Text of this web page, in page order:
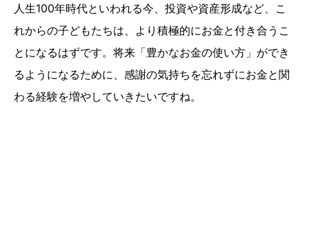
人生100年時代といわれる今、投資や資産形成など、こ
れからの子どもたちは、より積極的にお金と付き合うこ
とになるはずです。将来「豊かなお金の使い方」ができ
るようになるために、感謝の気持ちを忘れずにお金と関
わる経験を増やしていきたいですね。